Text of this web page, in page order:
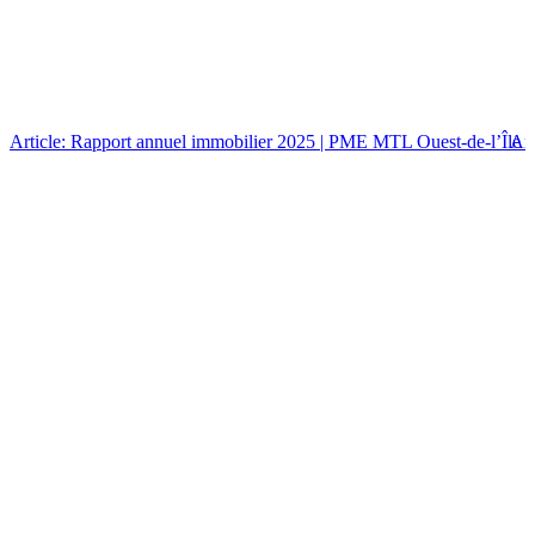
Article: Rapport annuel immobilier 2025 | PME MTL Ouest-de-l’Île